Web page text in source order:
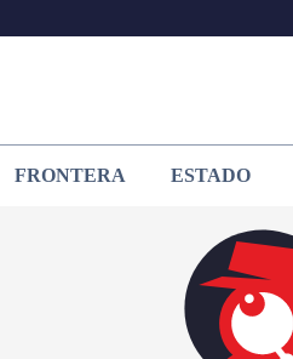
FRONTERA ESTADO